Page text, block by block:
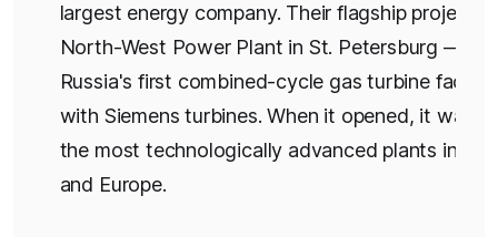
largest energy company. Their flagship project
North-West Power Plant in St. Petersburg —
Russia's first combined-cycle gas turbine
with Siemens turbines. When it opened, it was
the most technologically advanced plants in the
and Europe.